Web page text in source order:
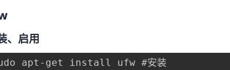
、启用
apt-get install ufw #安装